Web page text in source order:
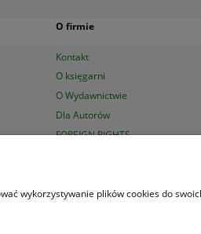
O firmie
Kontakt
O księgarni
O Wydawnictwie
Dla Autorów
FOREIGN RIGHTS
wykorzystywanie plików cookies do